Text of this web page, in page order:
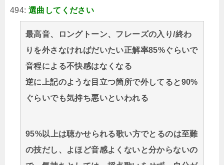
494: 選曲してください
最高音、ロングトーン、フレーズの入り/終わ
りを外さなければだいたい正解率85%ぐらいで
音程による不快感はなくなる
逆に上記のような目立つ箇所で外してると90%
ぐらいでも気持ち悪いといわれる
95%以上は聴かせられる歌い方でとるのは至難
の技だし、よほど音感よくないと分からないの